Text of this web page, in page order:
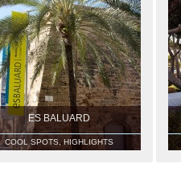
ES BALUARD
COOL SPOTS, HIGHLIGHTS